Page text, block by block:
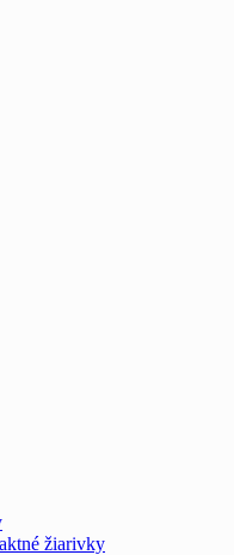
žiarivky